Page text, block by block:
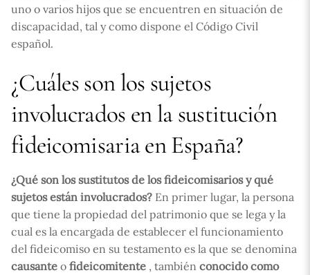
uno o varios hijos que se encuentren en situación de
discapacidad, tal y como dispone el Código Civil
español.
¿Cuáles son los sujetos
involucrados en la sustitución
fideicomisaria en España?
¿Qué son los sustitutos de los fideicomisarios y qué
sujetos están involucrados? En primer lugar, la persona
que tiene la propiedad del patrimonio que se lega y la
cual es la encargada de establecer el funcionamiento
del fideicomiso en su testamento es la que se denomina
causante o fideicomitente , también conocido como